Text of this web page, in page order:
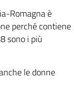
Romagna è
perché contiene
sono i più
le donne